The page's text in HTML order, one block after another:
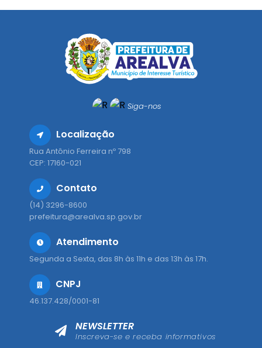
Siga-nos
Localização
Rua Antônio Ferreira nº 798
CEP: 17160-021
Contato
(14) 3296-8600
prefeitura@arealva.sp.gov.br
Atendimento
Segunda a Sexta, das 8h às 11h e das 13h às 17h.
CNPJ
46.137.428/0001-81
NEWSLETTER
Inscreva-se e receba informativos